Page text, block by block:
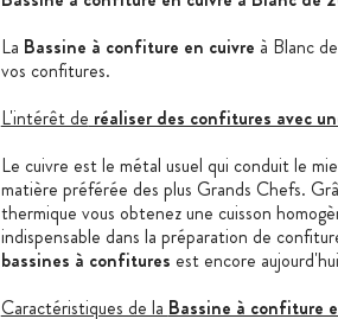
La Bassine à confiture en cuivre à Blanc
vos confitures.
L'intérêt de réaliser des confitures avec
Le cuivre est le métal usuel qui conduit le
matière préférée des plus Grands Chefs.
thermique vous obtenez une cuisson
indispensable dans la préparation de
bassines à confitures est encore
Caractéristiques de la Bassine à confiture